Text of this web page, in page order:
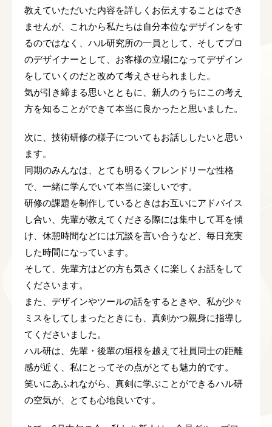
教えていただいた内容を詳しくお伝えすることはでき
ませんが、これから私たちは自分本位なデザインをす
るのではなく、ハル研究所の一員として、そしてプロ
のデザイナーとして、お客様の立場になってデザイン
をしていくのだと改めて考えさせられました。
気が引き締まる思いとともに、新人のうちにこの考え
方を知ることができて本当に良かったと思いました。
次に、技術研修の様子についてもお話ししたいと思い
ます。
同期のみんなは、とても明るくフレンドリーな性格
で、一緒に学んでいて本当に楽しいです。
研修の課題を制作しているときはお互いにアドバイス
し合い、先輩が教えてくださる際には集中して耳を傾
け、休憩時間などには冗談を言い合うなど、毎日充実
した時間になっています。
そして、先輩方はどの方も気さくに楽しくお話をして
くださいます。
また、デザインやツールの話をするときや、私が少々
ミスをしてしまったときにも、真剣かつ親身に指導し
てくださいました。
ハル研は、先輩・後輩の垣根を越えて社員同士の距離
感が近く、私にとってその点がとても魅力的です。
笑いにあふれながら、真剣に学ぶことができるハル研
の空気が、とても心地良いです。